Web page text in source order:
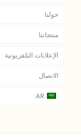
حولنا
منتجاتنا
الإعلانات التلفزيونية
الاتصال
AR